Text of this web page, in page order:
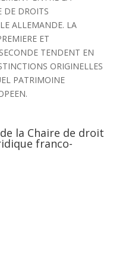
DE DROITS
ALLEMANDE. LA
ET
TENDENT EN
ORIGINELLES
PATRIMOINE
la Chaire de droit
franco-